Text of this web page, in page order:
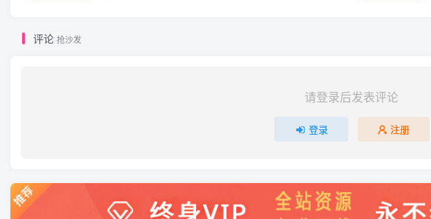
评论 抢沙发
请登录后发表评论
登录 注册